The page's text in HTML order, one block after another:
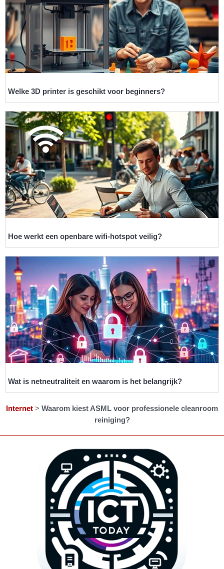
Welke 3D printer is geschikt voor beginners?
Hoe werkt een openbare wifi-hotspot veilig?
Wat is netneutraliteit en waarom is het belangrijk?
Internet > Waarom kiest ASML voor professionele cleanroom
reiniging?